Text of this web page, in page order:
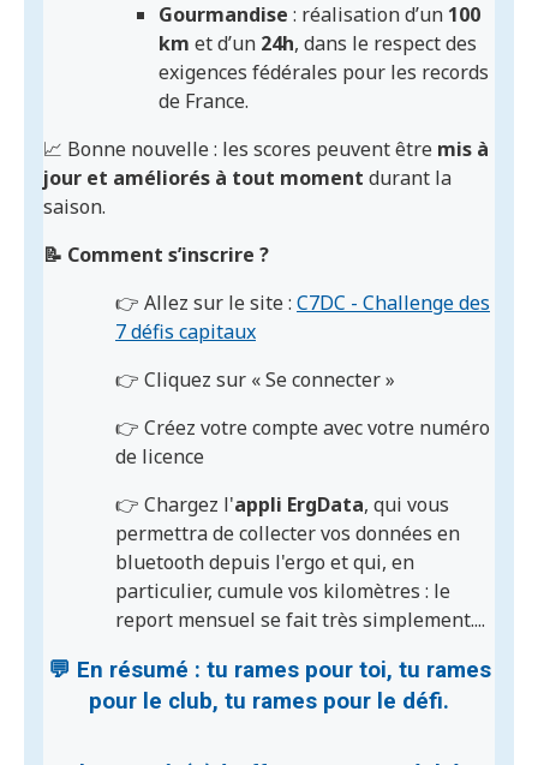
Gourmandise : réalisation d’un 100
km et d’un 24h, dans le respect des
exigences fédérales pour les records
de France.
📈 Bonne nouvelle : les scores peuvent être mis à
jour et améliorés à tout moment durant la
saison.
📝 Comment s’inscrire ?
👉 Allez sur le site : C7DC - Challenge des
7 défis capitaux
👉 Cliquez sur « Se connecter »
👉 Créez votre compte avec votre numéro
de licence
👉 Chargez l'appli ErgData, qui vous
permettra de collecter vos données en
bluetooth depuis l'ergo et qui, en
particulier, cumule vos kilomètres : le
report mensuel se fait très simplement....
💬 En résumé : tu rames pour toi, tu rames
pour le club, tu rames pour le défi.